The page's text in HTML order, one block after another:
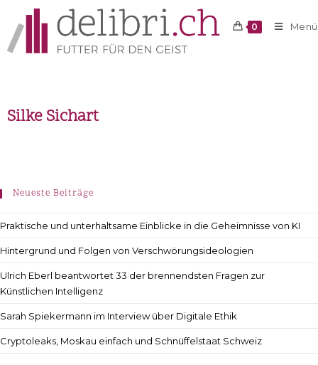
0 Menü
Silke Sichart
Neueste Beiträge
Praktische und unterhaltsame Einblicke in die Geheimnisse von KI
Hintergrund und Folgen von Verschwörungsideologien
Ulrich Eberl beantwortet 33 der brennendsten Fragen zur
Künstlichen Intelligenz
Sarah Spiekermann im Interview über Digitale Ethik
Cryptoleaks, Moskau einfach und Schnüffelstaat Schweiz